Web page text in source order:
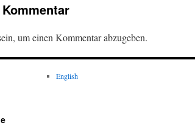
um einen Kommentar abzugeben.
English